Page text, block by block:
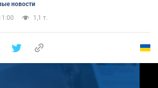
новости
1,1 т.